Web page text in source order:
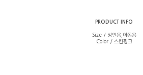
PRODUCT INFO
Size / 성인용,아동용
Color / 스킨핑크